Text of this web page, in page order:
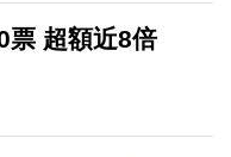
票 超額近8倍